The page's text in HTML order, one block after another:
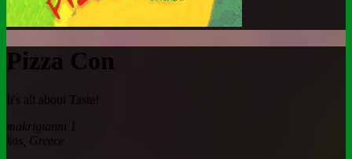
Pizza Con
It's all about Taste!
makrigianni 1
kos Greece